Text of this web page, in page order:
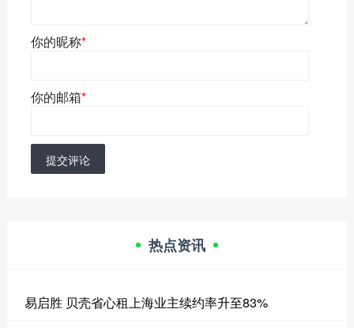
你的昵称*
你的邮箱*
提交评论
热点资讯
易启胜 贝壳省心租上海业主续约率升至83%